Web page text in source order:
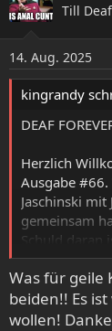
Till
14. Aug. 2025
kingrandy
DEAF
Herzlich
Ausgabe
Jaschinski
gemeinsam
Schuld daran
kaufen muss
mag, erfahrt
beiden
Kohsieks
Was für geile
beiden!! Es
wollen!